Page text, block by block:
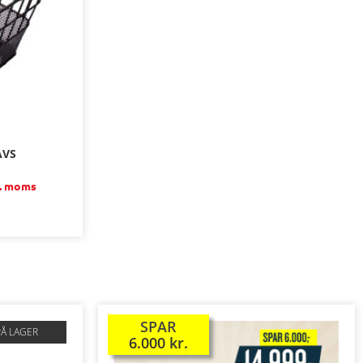
moms
LAGER
SPAR
6.000 kr.
TILBUD!